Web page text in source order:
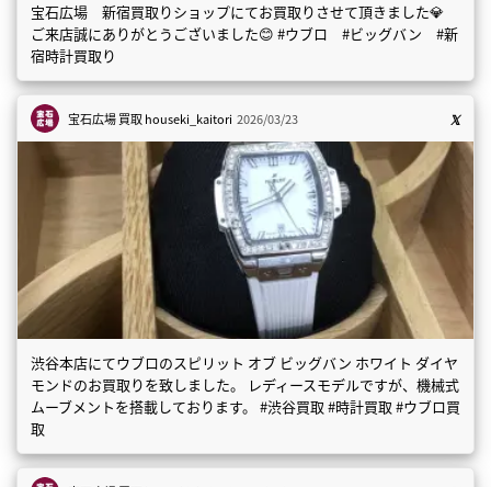
宝石広場 新宿買取りショップにてお買取りさせて頂きました💎
ご来店誠にありがとうございました😊 #ウブロ #ビッグバン #新
宿時計買取り
宝石広場 買取houseki_kaitori 2026/03/23
渋谷本店にてウブロのスピリット オブ ビッグバン ホワイト ダイヤ
モンドのお買取りを致しました。 レディースモデルですが、機械式
ムーブメントを搭載しております。 #渋谷買取 #時計買取 #ウブロ買
取